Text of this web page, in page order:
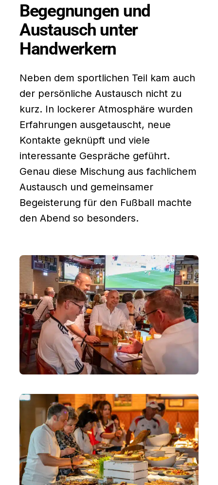
Begegnungen und
Austausch unter
Handwerkern
Neben dem sportlichen Teil kam auch
der persönliche Austausch nicht zu
kurz. In lockerer Atmosphäre wurden
Erfahrungen ausgetauscht, neue
Kontakte geknüpft und viele
interessante Gespräche geführt.
Genau diese Mischung aus fachlichem
Austausch und gemeinsamer
Begeisterung für den Fußball machte
den Abend so besonders.